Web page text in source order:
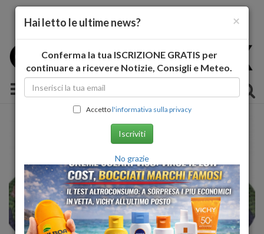
Toggle navigation
×
Hai letto le ultime news?
Conferma la tua ISCRIZIONE GRATIS per
continuare a ricevere Notizie, Consigli e Meteo.
Accettol'informativa sulla privacy
Iscriviti
No grazie